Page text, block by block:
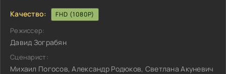
Качество: FHD (1080P)
Режиссер:
Давид Зограбян
Сценарист:
Михаил Погосов, Александр Родюков, Светлана Акуневич